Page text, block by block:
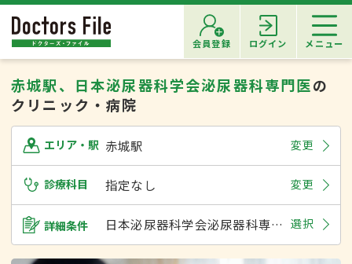
会員登録 ログイン メニュー
赤城駅、日本泌尿器科学会泌尿器科専門医の
クリニック・病院
エリア・駅 赤城駅 変更
診療科目 指定なし 変更
詳細条件 日本泌尿器科学会泌尿器科専門医 選択